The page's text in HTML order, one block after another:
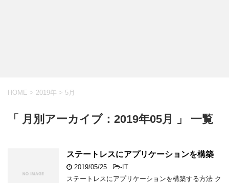
HOME > 2019年 > 5月
「 月別アーカイブ：2019年05月 」 一覧
ステートレスにアプリケーションを構築
2019/05/25 -IT
ステートレスにアプリケーションを構築する方法 ク